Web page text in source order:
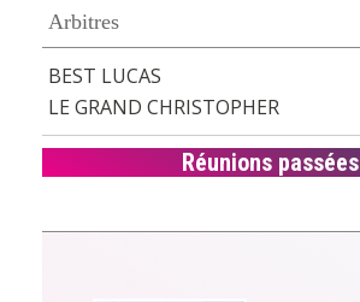
Arbitres
BEST LUCAS
LE GRAND CHRISTOPHER
Réunions passées